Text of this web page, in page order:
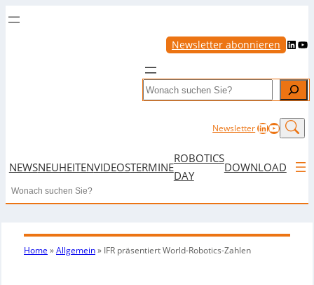
Newsletter abonnieren LinkedIn YouTube
Search
NewsletterLinkedIn
NEWSNEUHEITENVIDEOSTERMINE
ROBOTICS
DAY
DOWNLOAD
Search
Home »Allgemein» IFR präsentiert World-Robotics-Zahlen